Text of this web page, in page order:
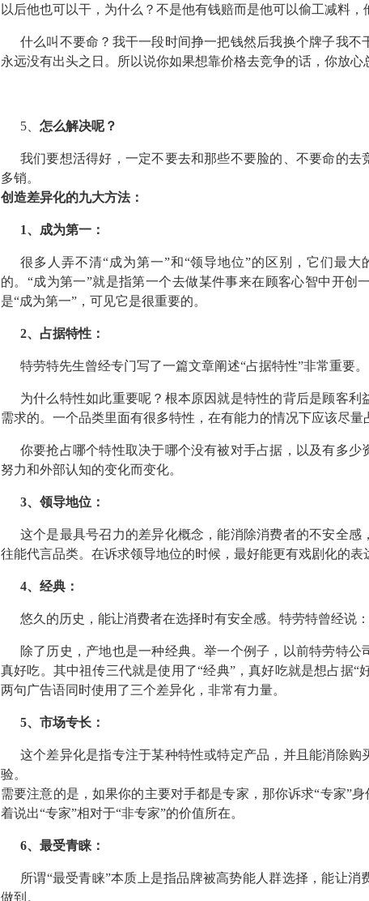
以后他也可以干，为什么？不是他有钱赔而是他可以偷工减料，
什么叫不要命？我干一段时间挣一把钱然后我换个牌子我
永远没有出头之日。所以说你如果想靠价格去竞争的话，你放心
5、 怎么解决呢？
我们要想活得好，一定不要去和那些不要脸的、不要命的
多销。
创造差异化的九大方法：
1、成为第一：
很多人弄不清“成为第一”和“领导地位”的区别，它们最
的。“成为第一”就是指第一个去做某件事来在顾客心智中开
是“成为第一”，可见它是很重要的。
2、占据特性：
特劳特先生曾经专门写了一篇文章阐述“占据特性”非常重要。
为什么特性如此重要呢？根本原因就是特性的背后是顾客
需求的。一个品类里面有很多特性，在有能力的情况下应该尽
你要抢占哪个特性取决于哪个没有被对手占据，以及有多
努力和外部认知的变化而变化。
3、领导地位：
这个是最具号召力的差异化概念，能消除消费者的不安全
往能代言品类。在诉求领导地位的时候，最好能更有戏剧化的表
4、经典：
悠久的历史，能让消费者在选择时有安全感。特劳特曾经说
除了历史，产地也是一种经典。举一个例子，以前特劳特
真好吃。其中祖传三代就是使用了“经典”，真好吃就是想占据“
两句广告语同时使用了三个差异化，非常有力量。
5、市场专长：
这个差异化是指专注于某种特性或特定产品，并且能消除
验。
需要注意的是，如果你的主要对手都是专家，那你诉求“专家”
着说出“专家”相对于“非专家”的价值所在。
6、最受青睐：
所谓“最受青睐”本质上是指品牌被高势能人群选择，能让
做到。